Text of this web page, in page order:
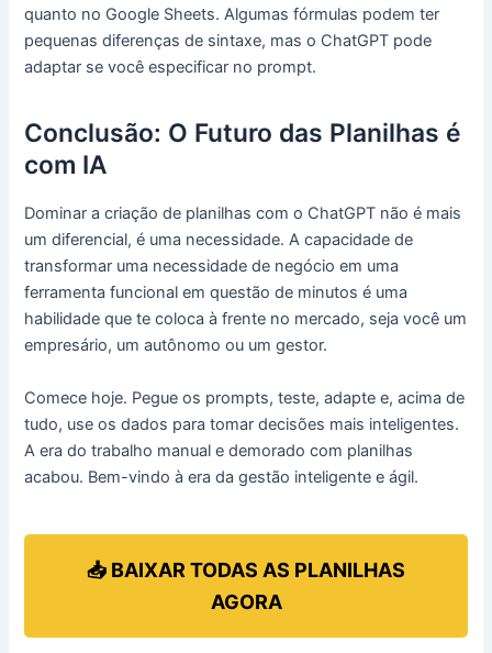
quanto no Google Sheets. Algumas fórmulas podem ter
pequenas diferenças de sintaxe, mas o ChatGPT pode
adaptar se você especificar no prompt.
Conclusão: O Futuro das Planilhas é
com IA
Dominar a criação de planilhas com o ChatGPT não é mais
um diferencial, é uma necessidade. A capacidade de
transformar uma necessidade de negócio em uma
ferramenta funcional em questão de minutos é uma
habilidade que te coloca à frente no mercado, seja você um
empresário, um autônomo ou um gestor.
Comece hoje. Pegue os prompts, teste, adapte e, acima de
tudo, use os dados para tomar decisões mais inteligentes.
A era do trabalho manual e demorado com planilhas
acabou. Bem-vindo à era da gestão inteligente e ágil.
📥 BAIXAR TODAS AS PLANILHAS
AGORA